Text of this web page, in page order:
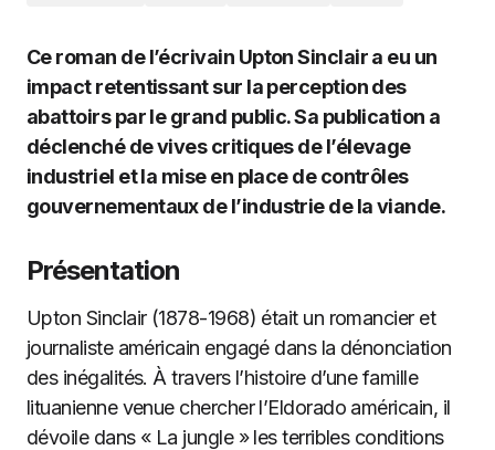
Ce roman de l’écrivain Upton Sinclair a eu un
impact retentissant sur la perception des
abattoirs par le grand public. Sa publication a
déclenché de vives critiques de l’élevage
industriel et la mise en place de contrôles
gouvernementaux de l’industrie de la viande.
Présentation
Upton Sinclair (1878-1968) était un romancier et
journaliste américain engagé dans la dénonciation
des inégalités. À travers l’histoire d’une famille
lituanienne venue chercher l’Eldorado américain, il
dévoile dans « La jungle » les terribles conditions